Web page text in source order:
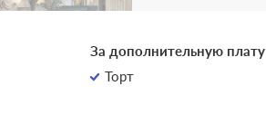
За дополнительную плату
Торт